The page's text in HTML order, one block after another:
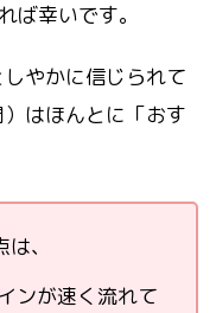
ば幸いです。
やかに信じられて
はほんとに「おす
、
ンが速く流れて